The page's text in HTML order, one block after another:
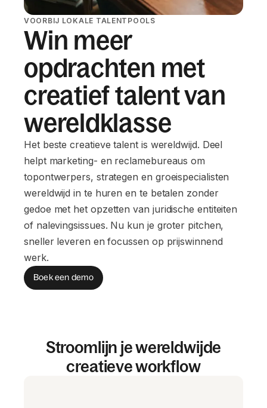
VOORBIJ LOKALE TALENTPOOLS
Win meer
opdrachten met
creatief talent van
wereldklasse
Het beste creatieve talent is wereldwijd. Deel
helpt marketing- en reclamebureaus om
topontwerpers, strategen en groeispecialisten
wereldwijd in te huren en te betalen zonder
gedoe met het opzetten van juridische entiteiten
of nalevingsissues. Nu kun je groter pitchen,
sneller leveren en focussen op prijswinnend
werk.
Boek een demo
Stroomlijn je wereldwijde
creatieve workflow